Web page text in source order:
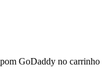
GoDaddy no carrinho